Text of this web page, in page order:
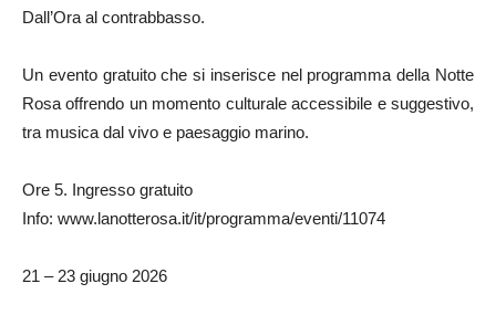
Dall’Ora al contrabbasso.
Un evento gratuito che si inserisce nel programma della Notte
Rosa offrendo un momento culturale accessibile e suggestivo,
tra musica dal vivo e paesaggio marino.
Ore 5. Ingresso gratuito
Info: www.lanotterosa.it/it/programma/eventi/11074
21 – 23 giugno 2026